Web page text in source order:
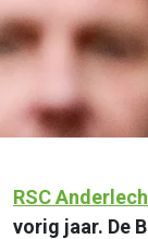
RSC
vorig jaar. De